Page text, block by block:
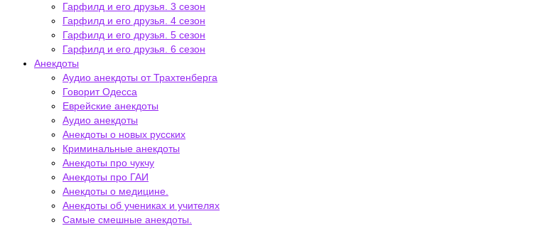
Гарфилд и его друзья. 3 сезон
Гарфилд и его друзья. 4 сезон
Гарфилд и его друзья. 5 сезон
Гарфилд и его друзья. 6 сезон
Анекдоты
Аудио анекдоты от Трахтенберга
Говорит Одесса
Еврейские анекдоты
Аудио анекдоты
Анекдоты о новых русских
Криминальные анекдоты
Анекдоты про чукчу
Анекдоты про ГАИ
Анекдоты о медицине.
Анекдоты об учениках и учителях
Самые смешные анекдоты.